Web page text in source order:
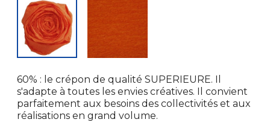
60% : le crépon de qualité SUPERIEURE. Il
s'adapte à toutes les envies créatives. Il convient
parfaitement aux besoins des collectivités et aux
réalisations en grand volume.